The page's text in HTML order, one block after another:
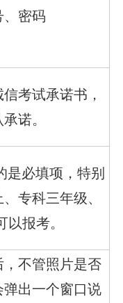
、密码
考试承诺书，
诺。
是必填项，特别
专科三年级、
以报考。
不管照片是否
出一个窗口说